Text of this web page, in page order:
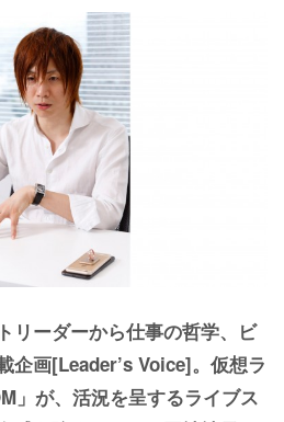
リーダーから仕事の哲学、ビ
企画[Leader’s Voice]。仮想ラ
」が、活況を呈するライブス